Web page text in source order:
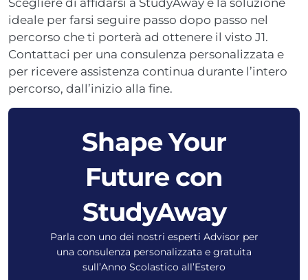
Scegliere di affidarsi a StudyAway è la soluzione
ideale per farsi seguire passo dopo passo nel
percorso che ti porterà ad ottenere il visto J1.
Contattaci per una consulenza personalizzata e
per ricevere assistenza continua durante l’intero
percorso, dall’inizio alla fine.
Shape Your
Future con
StudyAway
Parla con uno dei nostri esperti Advisor per
una consulenza personalizzata e gratuita
sull’Anno Scolastico all’Estero